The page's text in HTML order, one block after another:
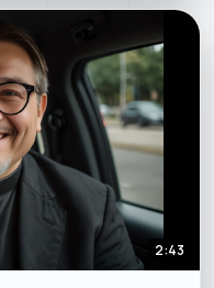
2:43